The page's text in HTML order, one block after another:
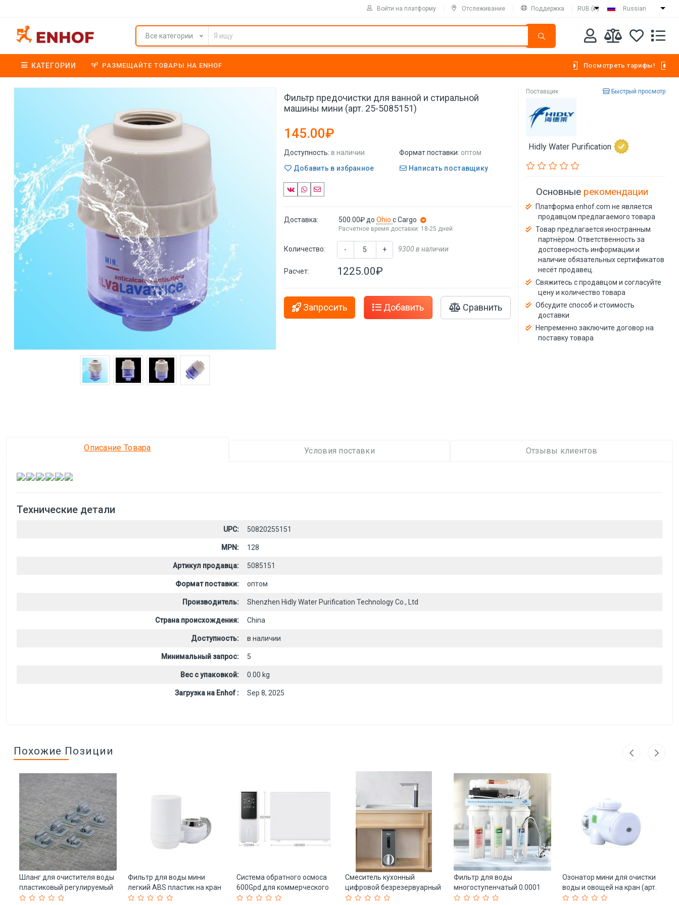
Войти на платформу Отслеживание Поддержка RUB (₽) Russian
Все категории
КАТЕГОРИИ РАЗМЕЩАЙТЕ ТОВАРЫ НА ENHOF Посмотреть тарифы!
Фильтр предочистки для ванной и стиральной
машины мини (арт. 25-5085151)
145.00₽
Доступность: в наличии Формат поставки: оптом
Добавить в избранное
Написать поставщику
Доставка: 500.00₽ доOhioс Cargo
Расчетное время доставки: 18-25 дней
Количество: - + 9300 в наличии
Расчет: 1225.00₽
Запросить Добавить Сравнить
Поставщик Быстрый просмотр
Hidly Water Purification
Основные рекомендации
Платформа enhof.com не является
продавцом предлагаемого товара
Товар предлагается иностранным
партнёром. Ответственность за
достоверность информации и
наличие обязательных сертификатов
несёт продавец.
Свяжитесь с продавцом и согласуйте
цену и количество товара
Обсудите способ и стоимость
доставки
Непременно заключите договор на
поставку товара
Описание Товара Условия поставки Отзывы клиентов
, , , , ,
Технические детали
UPC: 50820255151
MPN: 128
Артикул продавца: 5085151
Формат поставки: оптом
Производитель: Shenzhen Hidly Water Purification Technology Co., Ltd
Страна происхождения: China
Доступность: в наличии
Минимальный запрос: 5
Вес с упаковкой: 0.00 kg
Загрузка на Enhof : Sep 8, 2025
Похожие Позиции
Шланг для очистителя воды
пластиковый регулируемый
с фиксатором (арт. 25-
Фильтр для воды мини
легкий ABS пластик на кран
(арт. 25-5085240)
Система обратного осмоса
600Gpd для коммерческого
использования (арт. 25-
Смеситель кухонный
цифровой безрезервуарный
с фильтром RO (арт. 25-
Фильтр для воды
многоступенчатый 0.0001
микрон электрический (арт.
Озонатор мини для очистки
воды и овощей на кран (арт.
25-5085268)